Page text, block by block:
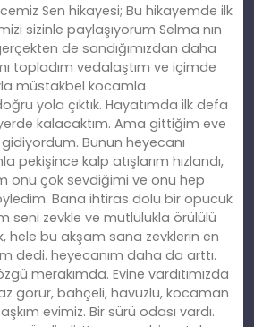
Sen hikayesi; Bu hikayemde ilk
sizinle paylaşıyorum Selma nın
de sandığımızdan daha
topladım vedalaştım ve içimde
müstakbel kocamla
yola çıktık. Hayatımda ilk defa
kalacaktım. Ama gittiğim eve
Bunun heyecanı
pekişince kalp atışlarım hızlandı,
onu çok sevdiğimi ve onu hep
Bana ihtiras dolu bir öpücük
seni zevkle ve mutlulukla örülülü
hele bu akşam sana zevklerin en
dedi. heyecanım daha da arttı.
merakımda. Evine vardıtımızda
görür, bahçeli, havuzlu, kocaman
evimiz. Bir sürü odası vardı.